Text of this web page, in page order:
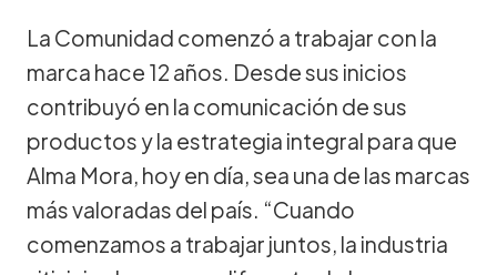
La Comunidad comenzó a trabajar con la
marca hace 12 años. Desde sus inicios
contribuyó en la comunicación de sus
productos y la estrategia integral para que
Alma Mora, hoy en día, sea una de las marcas
más valoradas del país. “Cuando
comenzamos a trabajar juntos, la industria